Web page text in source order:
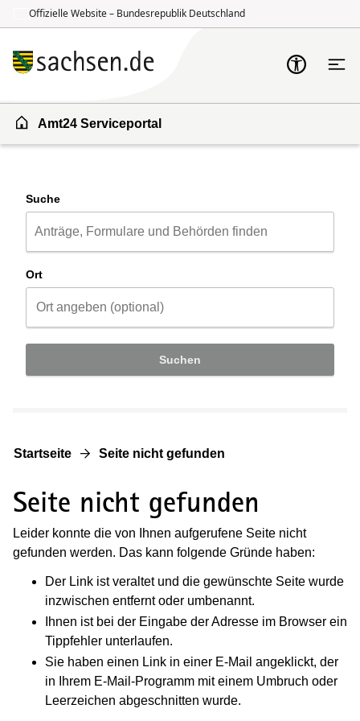
Offizielle Website – Bundesrepublik Deutschland
Amt24 Serviceportal
Suche
Ort
Suchen
Startseite Seite nicht gefunden
Seite nicht gefunden
Leider konnte die von Ihnen aufgerufene Seite nicht
gefunden werden. Das kann folgende Gründe haben:
Der Link ist veraltet und die gewünschte Seite wurde
inzwischen entfernt oder umbenannt.
Ihnen ist bei der Eingabe der Adresse im Browser ein
Tippfehler unterlaufen.
Sie haben einen Link in einer E-Mail angeklickt, der
in Ihrem E-Mail-Programm mit einem Umbruch oder
Leerzeichen abgeschnitten wurde.